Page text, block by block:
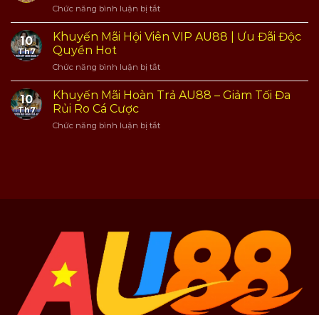
hợp
số
đẹp
xèng
hoa
quả
bại
từ
cao
Chức năng bình luận bị tắtở
Bí
Quyết
Nổ
Hũ
Thắng
Au88
10
Th7
Khuyến Mãi Hội Viên VIP AU88 | Ưu Đãi Độc
Quyền Hot
Chức năng bình luận bị tắtở
Khuyến
Mãi
VIP
Quyền
10
Th7
Khuyến Mãi Hoàn Trả AU88 – Giảm Tối Đa
Rủi Ro Cá Cược
Chức năng bình luận bị tắtở
–
Đa
Rủi
Ro
Cá
Cược